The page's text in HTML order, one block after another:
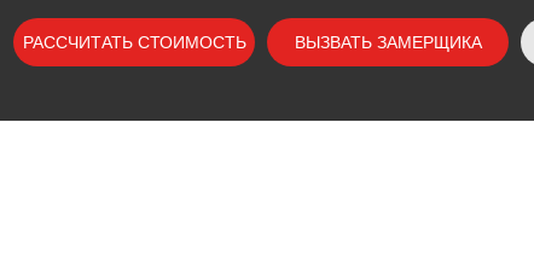
ВЫЗВАТЬ ЗАМЕРЩИКА
РАССЧИТАТЬ СТОИМОСТЬ